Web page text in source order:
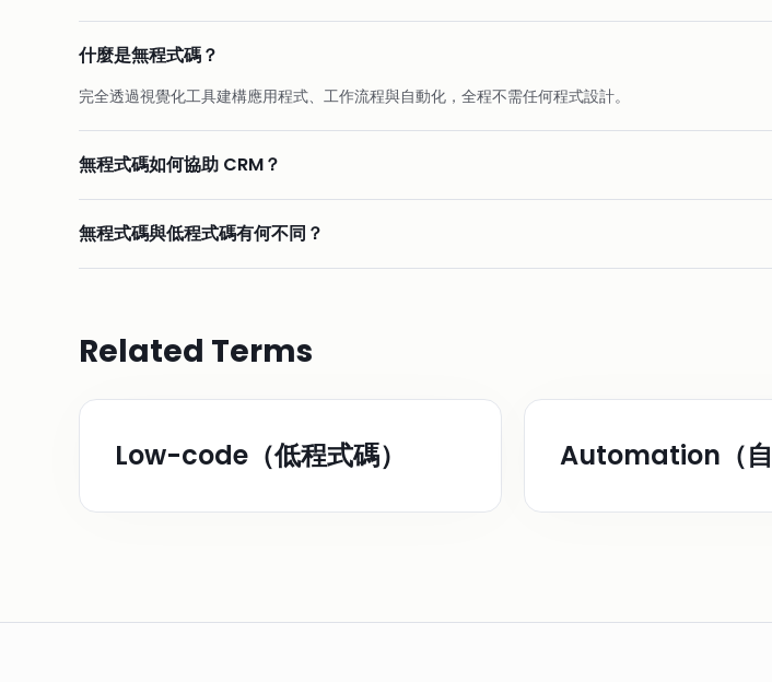
什麼是無程式碼？
完全透過視覺化工具建構應用程式、工作流程與自動化，全程不需任何程式設計。
無程式碼如何協助 CRM？
無程式碼與低程式碼有何不同？
Related Terms
Low-code（低程式碼） Automation（自